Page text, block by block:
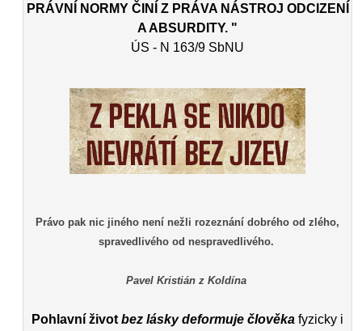
PRÁVNÍ NORMY ČINÍ Z PRÁVA NÁSTROJ ODCIZENÍ
A ABSURDITY. "
ÚS - N 163/9 SbNU
Právo pak nic jiného není nežli rozeznání dobrého od zlého,
spravedlivého od nespravedlivého.
Pavel Kristián z Koldína
Pohlavní život bez lásky deformuje člověka fyzicky i